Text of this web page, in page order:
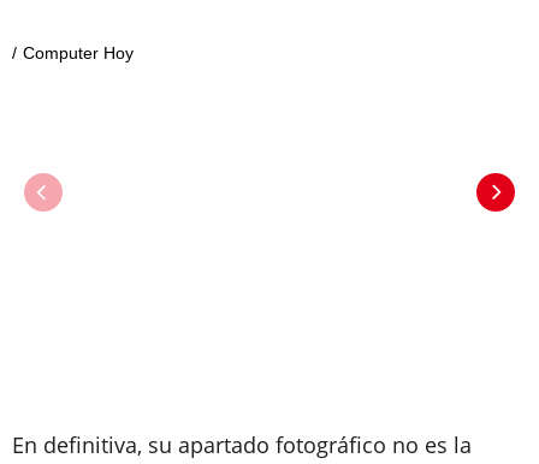
Computer Hoy
En definitiva, su apartado fotográfico no es la